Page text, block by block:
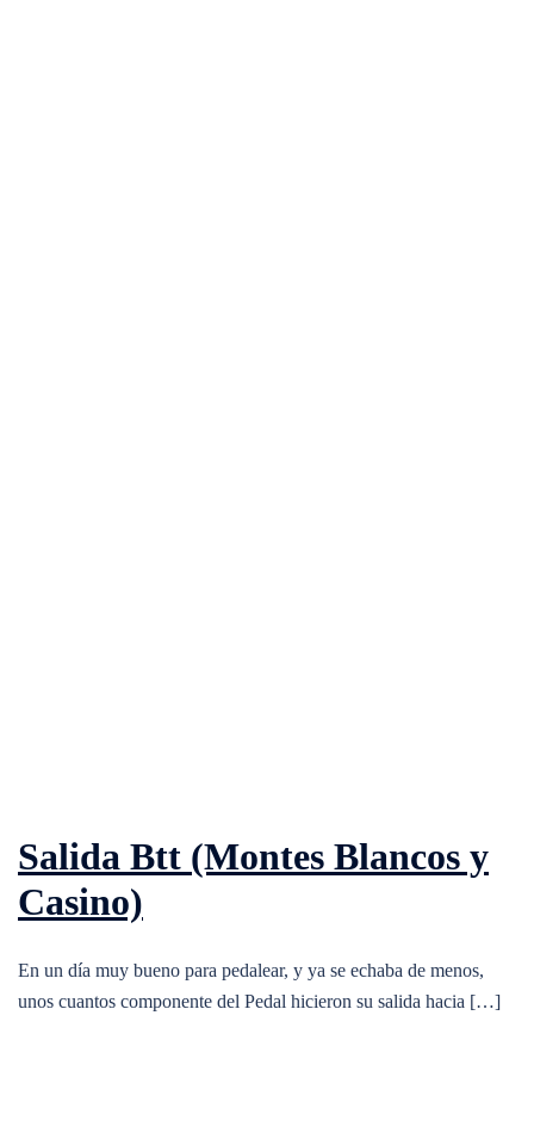
Salida Btt (Montes Blancos y
Casino)
En un día muy bueno para pedalear, y ya se echaba de menos,
unos cuantos componente del Pedal hicieron su salida hacia […]